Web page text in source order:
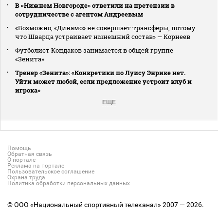
В «Нижнем Новгороде» ответили на претензии в
сотрудничестве с агентом Андреевым
«Возможно, «Динамо» не совершает трансферы, потому
что Шварца устраивает нынешний состав» — Корнеев
Футболист Кондаков занимается в общей группе
«Зенита»
Тренер «Зенита»: «Конкретики по Луису Энрике нет.
Уйти может любой, если предложение устроит клуб и
игрока»
ЕЩЕ
Помощь
Обратная связь
О портале
Реклама на портале
Пользовательское соглашение
Охрана труда
Политика обработки персональных данных
© ООО «Национальный спортивный телеканал» 2007 — 2026.